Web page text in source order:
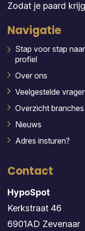
Zodat je paard
Navigatie
Stap voor stap
profiel
Over ons
Veelgestelde
Overzicht branches
Nieuws
Adres insturen?
Contact
HypoSpot
Kerkstraat 46
6901AD Zevenaar